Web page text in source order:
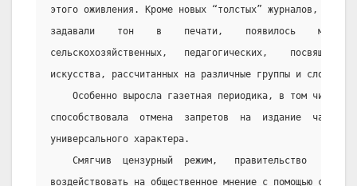
этого оживления. Кроме новых “толстых” журналов,
задавали    тон    в    печати,    появилось    много
сельскохозяйственных,   педагогических,
искусства, рассчитанных на различные группы и слои
Особенно выросла газетная периодика, в том числе
способствовала  отмена  запретов  на  издание
универсального характера.
Смягчив  цензурный  режим,   правительство
воздействовать на общественное мнение с помощью